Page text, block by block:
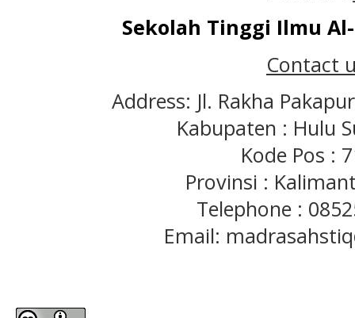
Sekolah Tinggi Ilmu
Contact
Address: Jl. Rakha
Kabupaten : Hulu
Kode Pos :
Provinsi :
Telephone :
Email: